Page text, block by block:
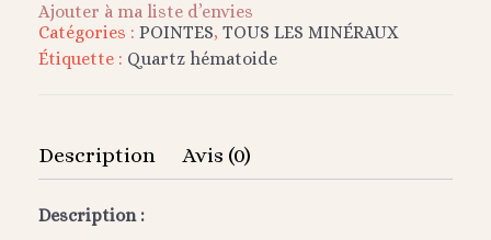
Ajouter à ma liste d’envies
Catégories : POINTES, TOUS LES MINÉRAUX
Étiquette : Quartz hématoide
Description Avis (0)
Description :